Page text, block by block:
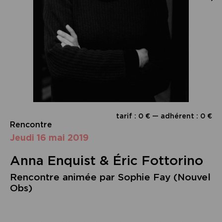
tarif : 0 € — adhérent : 0 €
Rencontre
jeudi 16 mai 2019
Anna Enquist & Éric Fottorino
Rencontre animée par Sophie Fay (Nouvel
Obs)